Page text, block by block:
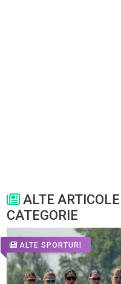
ALTE ARTICOLE
CATEGORIE
ALTE SPORTURI